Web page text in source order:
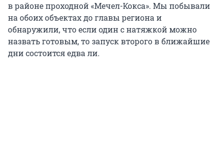
в районе проходной «Мечел-Кокса». Мы побывали
на обоих объектах до главы региона и
обнаружили, что если один с натяжкой можно
назвать готовым, то запуск второго в ближайшие
дни состоится едва ли.